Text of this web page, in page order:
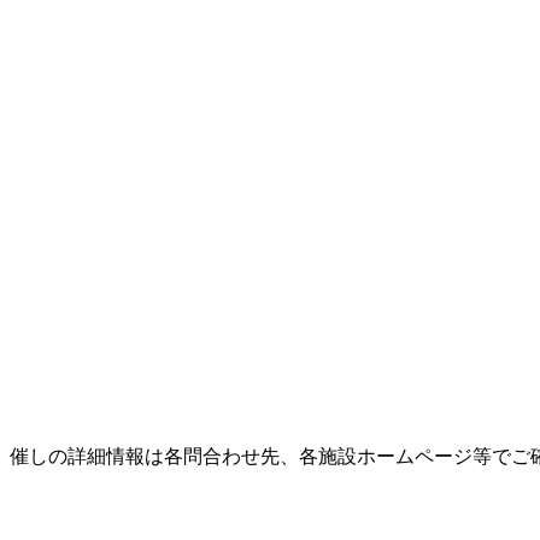
しの詳細情報は各問合わせ先、各施設ホームページ等でご